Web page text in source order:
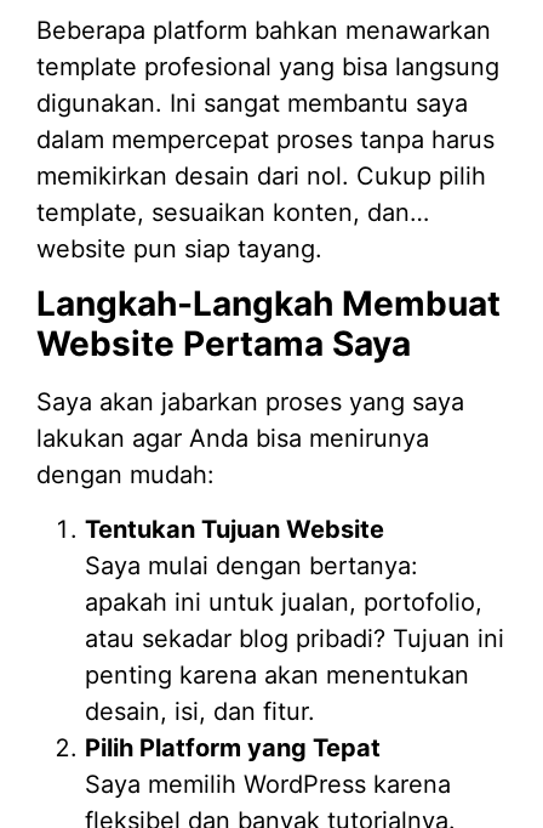
Beberapa platform bahkan menawarkan
template profesional yang bisa langsung
digunakan. Ini sangat membantu saya
dalam mempercepat proses tanpa harus
memikirkan desain dari nol. Cukup pilih
template, sesuaikan konten, dan…
website pun siap tayang.
Langkah-Langkah Membuat
Website Pertama Saya
Saya akan jabarkan proses yang saya
lakukan agar Anda bisa menirunya
dengan mudah:
Tentukan Tujuan Website
Saya mulai dengan bertanya:
apakah ini untuk jualan, portofolio,
atau sekadar blog pribadi? Tujuan ini
penting karena akan menentukan
desain, isi, dan fitur.
Pilih Platform yang Tepat
Saya memilih WordPress karena
fleksibel dan banyak tutorialnya.